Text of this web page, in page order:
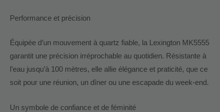
Performance et précision
Équipée d’un mouvement à quartz fiable, la Lexington MK5555
garantit une précision irréprochable au quotidien. Résistante à
l’eau jusqu’à 100 mètres, elle allie élégance et praticité, que ce
soit pour une réunion, un dîner ou une escapade du week-end.
Un symbole de confiance et de féminité